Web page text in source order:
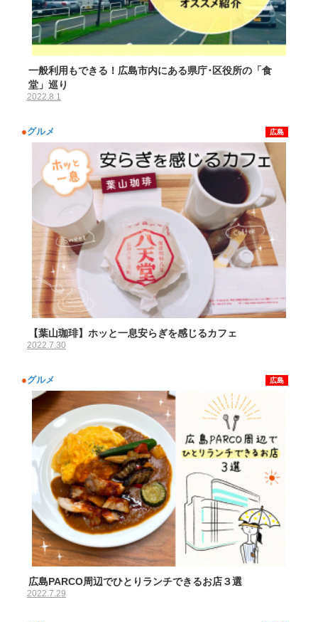
一般利用もできる！広島市内にある県庁･区役所の「食
堂」巡り
2022.8.1
●グルメ 広島
【葉山珈琲】ホッと一息安らぎを感じるカフェ
2022.7.30
●グルメ 広島
広島PARCO周辺でひとりランチできるお店３選
2022.7.29